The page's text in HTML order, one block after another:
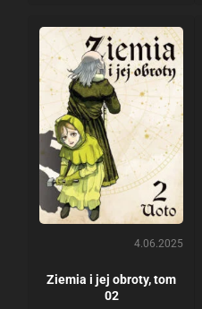
4.06.2025
Ziemia i jej obroty, tom
02